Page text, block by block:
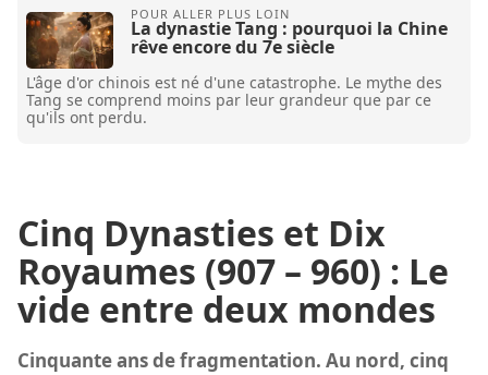
La dynastie Tang : pourquoi la Chine
rêve encore du 7e siècle
L'âge d'or chinois est né d'une catastrophe. Le mythe des
Tang se comprend moins par leur grandeur que par ce
qu'ils ont perdu.
Cinq Dynasties et Dix
Royaumes (907 – 960) : Le
vide entre deux mondes
Cinquante ans de fragmentation. Au nord, cinq